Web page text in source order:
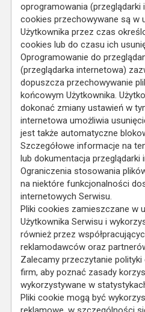
oprogramowania (przeglądarki
cookies przechowywane są w
Użytkownika przez czas
cookies lub do czasu ich
Oprogramowanie do
(przeglądarka internetowa)
dopuszcza przechowywanie
końcowym Użytkownika.
dokonać zmiany ustawień w
internetowa umożliwia
jest także automatyczne
Szczegółowe informacje na
lub dokumentacja przeglądarki
Ograniczenia stosowania
na niektóre funkcjonalności
internetowych Serwisu.
Pliki cookies zamieszczane w
Użytkownika Serwisu i
również przez
reklamodawców oraz
Zalecamy przeczytanie
firm, aby poznać zasady
wykorzystywane w
Pliki cookie mogą być